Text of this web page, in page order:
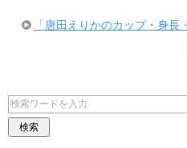
「唐田えりかのカップ・身